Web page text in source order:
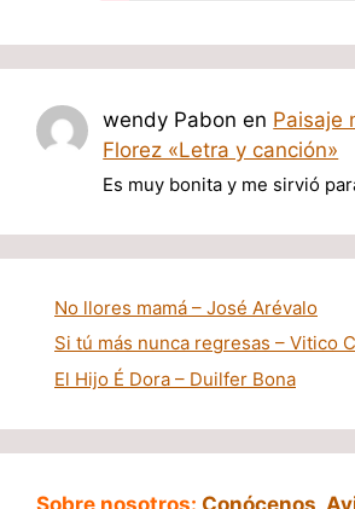
wendy Pabon en Paisaje
Florez «Letra y canción»
Es muy bonita y me sirvió
No llores mamá – José Arévalo
Si tú más nunca regresas – Vitico
El Hijo É Dora – Duilfer Bona
Sobre nosotros: Conócenos